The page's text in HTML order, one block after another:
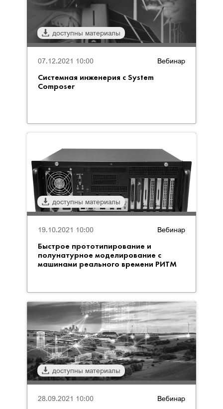
Вебинар
Системная инженерия с System
Composer
07.12.2021 10:00
доступны материалы
Вебинар
Быстрое прототипирование и
полунатурное моделирование с
машинами реального времени РИТМ
19.10.2021 10:00
доступны материалы
Вебинар
28.09.2021 10:00
доступны материалы